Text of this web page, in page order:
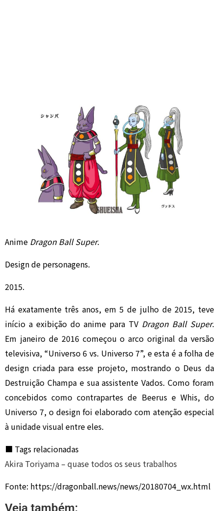
Anime Dragon Ball Super.
Design de personagens.
2015.
Há exatamente três anos, em 5 de julho de 2015, teve
início a exibição do anime para TV Dragon Ball Super.
Em janeiro de 2016 começou o arco original da versão
televisiva, “Universo 6 vs. Universo 7”, e esta é a folha de
design criada para esse projeto, mostrando o Deus da
Destruição Champa e sua assistente Vados. Como foram
concebidos como contrapartes de Beerus e Whis, do
Universo 7, o design foi elaborado com atenção especial
à unidade visual entre eles.
■ Tags relacionadas
Akira Toriyama – quase todos os seus trabalhos
Fonte: https://dragonball.news/news/20180704_wx.html
Veja também: